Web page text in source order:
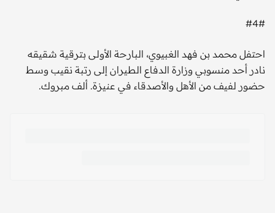
#4#
احتفل محمد بن فهد الغبيوي، البارحة الأولى بترقية شقيقه
نادر أحد منسوبي وزارة الدفاع الطيران إلى رتبة نقيب وسط
حضور لفيف من الأهل والأصدقاء في عنيزة. ألف مبروك.